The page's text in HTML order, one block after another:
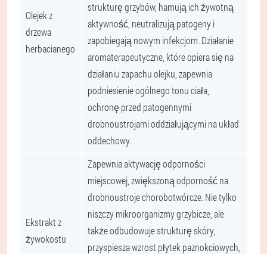
Olejek z
drzewa
herbacianego
strukturę grzybów, hamują ich żywotną
aktywność, neutralizują patogeny i
zapobiegają nowym infekcjom. Działanie
aromaterapeutyczne, które opiera się na
działaniu zapachu olejku, zapewnia
podniesienie ogólnego tonu ciała,
ochronę przed patogennymi
drobnoustrojami oddziałującymi na układ
oddechowy.
Ekstrakt z
żywokostu
Zapewnia aktywację odporności
miejscowej, zwiększoną odporność na
drobnoustroje chorobotwórcze. Nie tylko
niszczy mikroorganizmy grzybicze, ale
także odbudowuje strukturę skóry,
przyspiesza wzrost płytek paznokciowych,